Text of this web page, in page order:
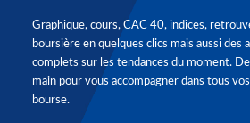
Graphique, cours, CAC 40, indices,
boursière en quelques clics mais aussi des
complets sur les tendances du moment.
main pour vous accompagner dans tous
bourse.